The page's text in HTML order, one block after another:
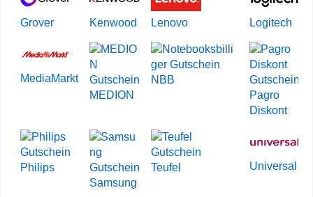
Grover Kenwood Lenovo Logitech
MediaMarkt
MEDION
NBB
Pagro
Diskont
Philips
Samsung
Teufel Universal